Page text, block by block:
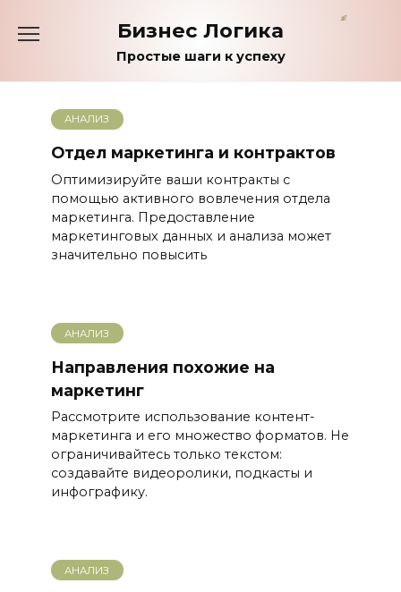
Бизнес Логика
Простые шаги к успеху
АНАЛИЗ
Отдел маркетинга и контрактов
Оптимизируйте ваши контракты с
помощью активного вовлечения отдела
маркетинга. Предоставление
маркетинговых данных и анализа может
значительно повысить
АНАЛИЗ
Направления похожие на
маркетинг
Рассмотрите использование контент-
маркетинга и его множество форматов. Не
ограничивайтесь только текстом:
создавайте видеоролики, подкасты и
инфографику.
АНАЛИЗ